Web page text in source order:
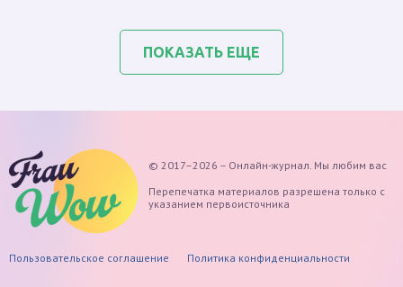
ПОКАЗАТЬ ЕЩЕ
© 2017–2026 – Онлайн-журнал. Мы любим вас
Перепечатка материалов разрешена только с
указанием первоисточника
Пользовательское соглашение Политика конфиденциальности